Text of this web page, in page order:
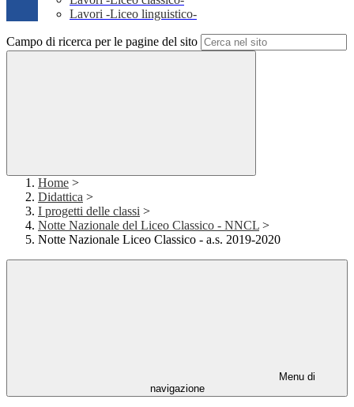
Lavori -Liceo linguistico-
Campo di ricerca per le pagine del sito
Home >
Didattica >
I progetti delle classi >
Notte Nazionale del Liceo Classico - NNCL >
Notte Nazionale Liceo Classico - a.s. 2019-2020
Menu di
navigazione